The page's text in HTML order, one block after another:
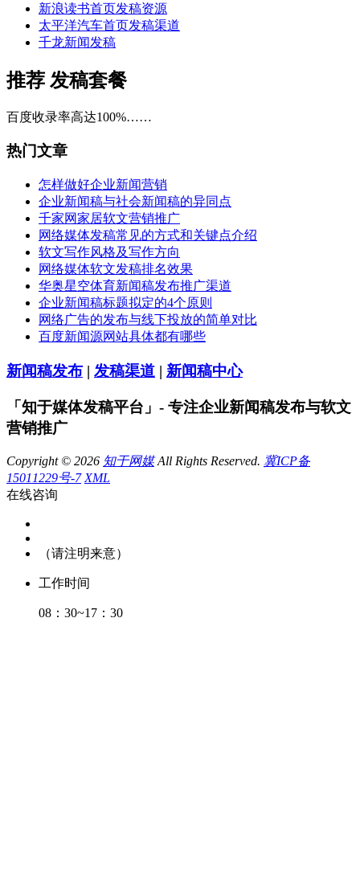
新浪读书首页发稿资源
太平洋汽车首页发稿渠道
千龙新闻发稿
推荐 发稿套餐
百度收录率高达100%……
热门文章
怎样做好企业新闻营销
企业新闻稿与社会新闻稿的异同点
千家网家居软文营销推广
网络媒体发稿常见的方式和关键点介绍
软文写作风格及写作方向
网络媒体软文发稿排名效果
华奥星空体育新闻稿发布推广渠道
企业新闻稿标题拟定的4个原则
网络广告的发布与线下投放的简单对比
百度新闻源网站具体都有哪些
新闻稿发布 | 发稿渠道 | 新闻稿中心
「知于媒体发稿平台」- 专注企业新闻稿发布与软文
营销推广
Copyright © 2026 知于网媒All Rights Reserved. 冀ICP备
15011229号-7 XML
在线咨询
（请注明来意）
工作时间
08：30~17：30